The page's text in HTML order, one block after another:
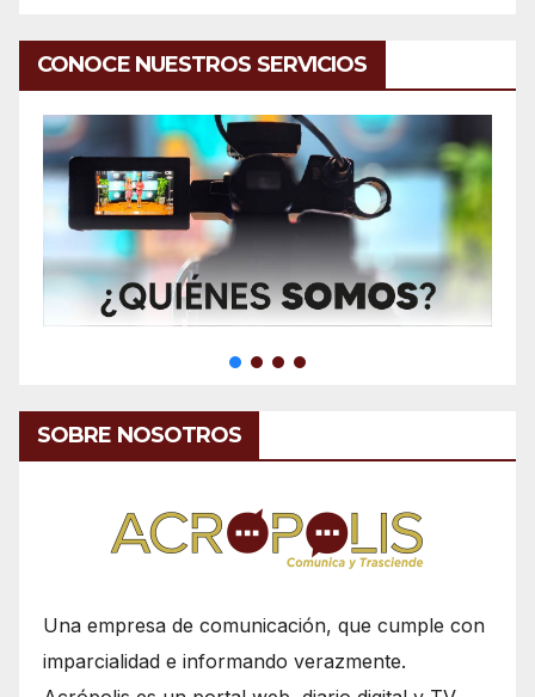
CONOCE NUESTROS SERVICIOS
SOBRE NOSOTROS
Una empresa de comunicación, que cumple con
imparcialidad e informando verazmente.